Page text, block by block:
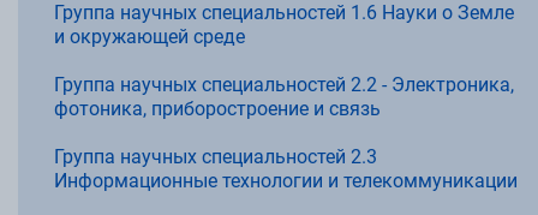
Группа научных специальностей 1.6 Науки о Земле
и окружающей среде
Группа научных специальностей 2.2 - Электроника,
фотоника, приборостроение и связь
Группа научных специальностей 2.3
Информационные технологии и телекоммуникации